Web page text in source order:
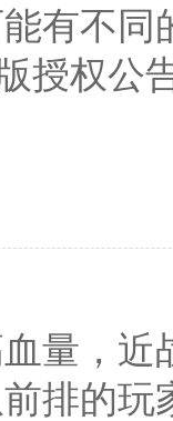
有不
授权公
量，近
排的玩